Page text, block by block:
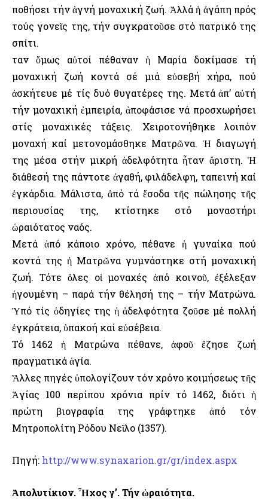
ποθήσει τήν ἁγνή μοναχική ζωή. Ἀλλά ἡ ἀγάπη πρός
τούς γονεῖς της, τήν συγκρατοῦσε στό πατρικό της
σπίτι.
Ὅταν ὅμως αὐτοί πέθαναν ἡ Μαρία δοκίμασε τή
μοναχική ζωή κοντά σέ μιά εὐσεβή χήρα, πού
ἀσκήτευε μέ τίς δυό θυγατέρες της. Μετά ἀπ’ αὐτή
τήν μοναχική ἐμπειρία, ἀποφάσισε νά προσχωρήσει
στίς μοναχικές τάξεις. Χειροτονήθηκε λοιπόν
μοναχή καί μετονομάσθηκε Ματρῶνα. Ἡ διαγωγή
της μέσα στήν μικρή ἀδελφότητα ἦταν ἄριστη. Ἡ
διάθεσή της πάντοτε ἀγαθή, φιλάδελφη, ταπεινή καί
ἐγκάρδια. Μάλιστα, ἀπό τά ἔσοδα τῆς πώλησης τῆς
περιουσίας της, κτίστηκε στό μοναστήρι
ὡραιότατος ναός.
Μετά ἀπό κάποιο χρόνο, πέθανε ἡ γυναίκα πού
κοντά της ἡ Ματρῶνα γυμνάστηκε στή μοναχική
ζωή. Τότε ὅλες οἱ μοναχές ἀπό κοινοῦ, ἐξέλεξαν
ἡγουμένη – παρά τήν θέλησή της – τήν Ματρώνα.
Ὑπό τίς ὁδηγίες της ἡ ἀδελφότητα ζοῦσε μέ πολλή
ἐγκράτεια, ὑπακοή καί εὐσέβεια.
Τό 1462 ἡ Ματρώνα πέθανε, ἀφοῦ ἔζησε ζωή
πραγματικά ἁγία.
Ἄλλες πηγές ὑπολογίζουν τόν χρόνο κοιμήσεως τῆς
Ἁγίας 100 περίπου χρόνια πρίν τό 1462, διότι ἡ
πρώτη βιογραφία της γράφτηκε ἀπό τόν
Μητροπολίτη Ρόδου Νεῖλο (1357).
Πηγή: http://www.synaxarion.gr/gr/index.aspx
Ἀπολυτίκιον. Ἦχος γ’. Τήν ὡραιότητα.